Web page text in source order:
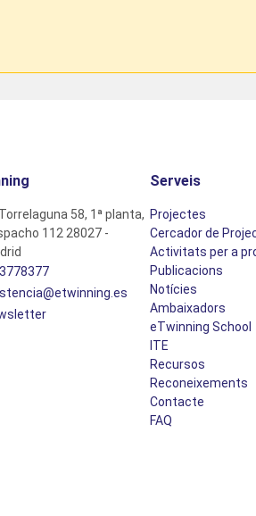
58, 1ª planta,
112 28027 -
Serveis
Projectes
Cercador de
Activitats per a
Publicacions
Notícies
Ambaixadors
eTwinning School
ITE
Recursos
Reconeixements
Contacte
FAQ